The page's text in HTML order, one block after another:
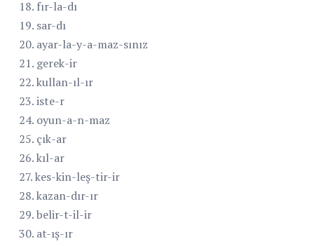
18. fır-la-dı
19. sar-dı
20. ayar-la-y-a-maz-sınız
21. gerek-ir
22. kullan-ıl-ır
23. iste-r
24. oyun-a-n-maz
25. çık-ar
26. kıl-ar
27. kes-kin-leş-tir-ir
28. kazan-dır-ır
29. belir-t-il-ir
30. at-ış-ır